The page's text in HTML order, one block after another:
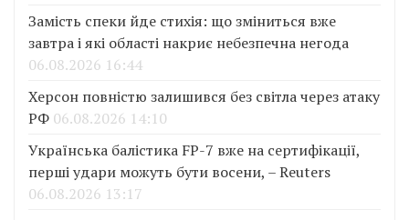
Замість спеки йде стихія: що зміниться вже
завтра і які області накриє небезпечна негода
06.08.2026 16:44
Херсон повністю залишився без світла через атаку
РФ 06.08.2026 14:10
Українська балістика FP-7 вже на сертифікації,
перші удари можуть бути восени, – Reuters
06.08.2026 13:17